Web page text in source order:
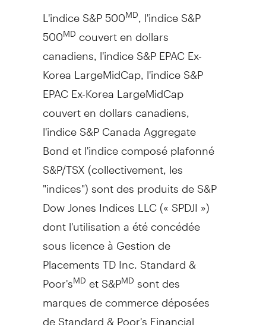
L'indice S&P 500MD , l'indice S&P
500MD couvert en dollars
canadiens, l'indice S&P EPAC Ex-
Korea LargeMidCap, l'indice S&P
EPAC Ex-Korea LargeMidCap
couvert en dollars canadiens,
l'indice S&P Canada Aggregate
Bond et l'indice composé plafonné
S&P/TSX (collectivement, les
"indices") sont des produits de S&P
Dow Jones Indices LLC (« SPDJI »)
dont l'utilisation a été concédée
sous licence à Gestion de
Placements TD Inc. Standard &
Poor'sMD et S&PMD sont des
marques de commerce déposées
de Standard & Poor's Financial